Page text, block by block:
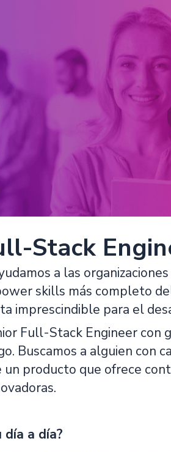
Stack
a las
skills más completo
imprescindible para el
Full-Stack Engineer
Buscamos a alguien con
un producto que ofrece
día a día?